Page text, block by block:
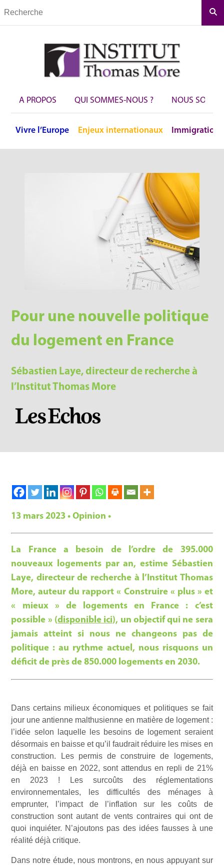
A PROPOS QUI SOMMES-NOUS ? NOUS
Vivre l’Europe Enjeux internationaux Immigration
Pour une nouvelle politique
du logement en France
Sébastien Laye, directeur de recherche à
l’Institut Thomas More
13 mars 2023 • Opinion •
La France a besoin de l’ordre de 395.000
nouveaux logements par an, estime Sébastien
Laye, directeur de recherche à l’Institut Thomas
More, auteur du rapport « Construire « plus » et
« mieux » de logements en France : c’est
possible » (disponible ici), un objectif qui ne sera
jamais atteint si nous ne changeons pas de
politique : au rythme actuel, nous risquons un
déficit de près de 850.000 logements en 2030.
Dans certains milieux économiques et politiques se fait
jour une antienne malthusienne en matière de logement :
l’idée selon laquelle les besoins de logement seraient
désormais en baisse et qu’il faudrait réduire les mises en
construction. Les permis de construire de logements,
déjà en baisse en 2022, sont attendus en repli de 21%
en 2023 ! Les surcoûts des réglementations
environnementales, les difficultés des ménages à
emprunter, l’impact de l’inflation sur les coûts de
construction sont autant de vents contraires qui ont de
quoi inquiéter. N’ajoutons pas des idées fausses à une
réalité déjà critique.
Dans notre étude, nous montrons, en nous appuyant sur